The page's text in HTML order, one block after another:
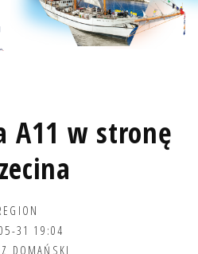
A11 w stronę
31 19:04
DOMAŃSKI